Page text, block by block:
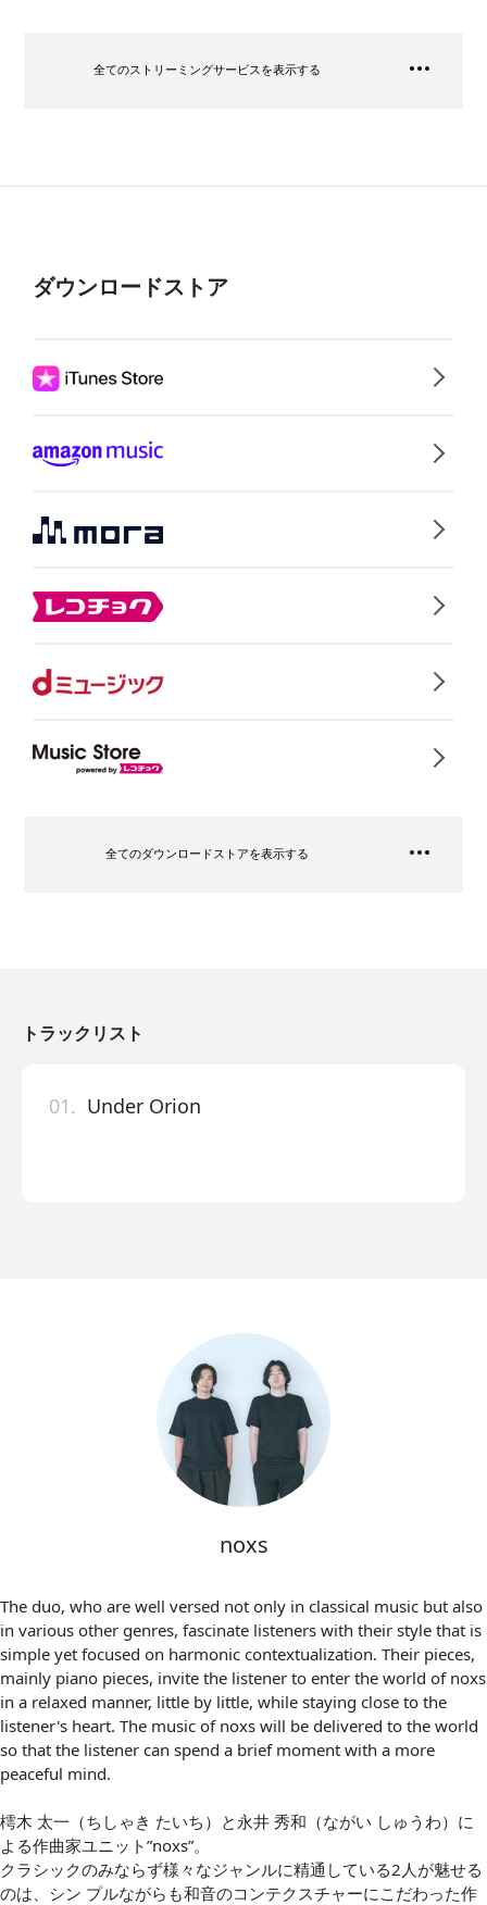
全てのストリーミングサービスを表示する
ダウンロードストア
全てのダウンロードストアを表示する
トラックリスト
01. Under Orion
noxs
The duo, who are well versed not only in classical music but also
in various other genres, fascinate listeners with their style that is
simple yet focused on harmonic contextualization. Their pieces,
mainly piano pieces, invite the listener to enter the world of noxs
in a relaxed manner, little by little, while staying close to the
listener's heart. The music of noxs will be delivered to the world
so that the listener can spend a brief moment with a more
peaceful mind.
樗木 太一（ちしゃき たいち）と永井 秀和（ながい しゅうわ）に
よる作曲家ユニット”noxs”。
クラシックのみならず様々なジャンルに精通している2人が魅せる
のは、シン プルながらも和音のコンテクスチャーにこだわった作